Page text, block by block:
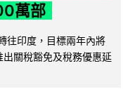
萬部
往印度，目標兩年內將
關稅豁免及稅務優惠延